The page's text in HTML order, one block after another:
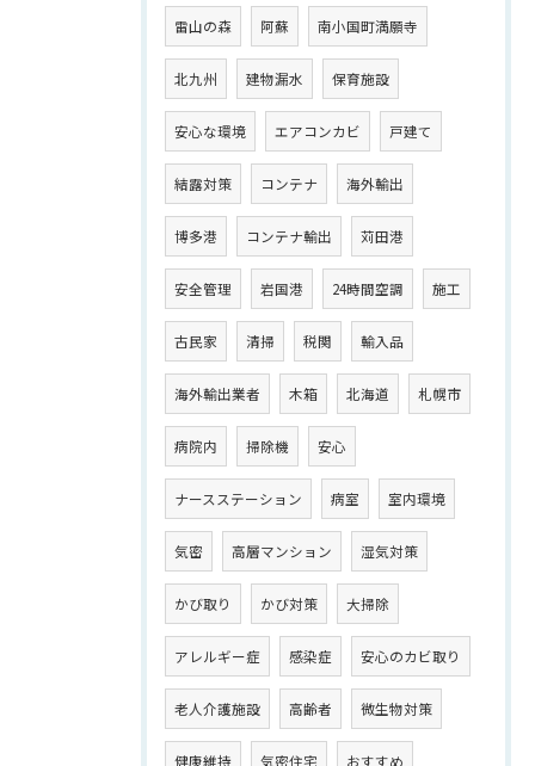
雷山の森 阿蘇 南小国町満願寺
北九州 建物漏水 保育施設
安心な環境 エアコンカビ 戸建て
結露対策 コンテナ 海外輸出
博多港 コンテナ輸出 苅田港
安全管理 岩国港 24時間空調 施工
古民家 清掃 税関 輸入品
海外輸出業者 木箱 北海道 札幌市
病院内 掃除機 安心
ナースステーション 病室 室内環境
気密 高層マンション 湿気対策
かび取り かび対策 大掃除
アレルギー症 感染症 安心のカビ取り
老人介護施設 高齢者 微生物対策
健康維持 気密住宅 おすすめ